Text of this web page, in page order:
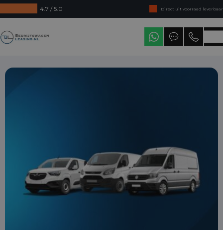
4.7 / 5.0
Direct uit voorraad leverbaar
Levering in heel Nederland